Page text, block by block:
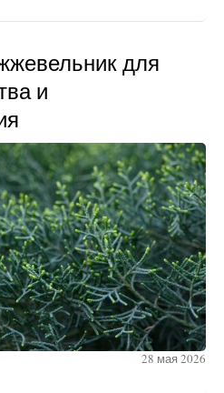
для
и
28 мая 2026